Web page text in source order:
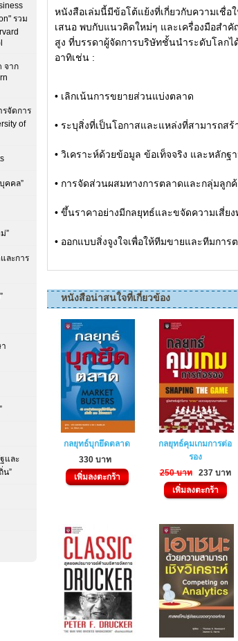
รวม
จาก
จัดการ
of
คคล”
”
ละการ
และ
น”
หนังสือเล่มนี้มีข้อโต้แย้งที่เกี่ยวกับความเชื่
เสนอ พบกับแนวคิดใหม่ๆ และเครื่องมือสำ
สูง ที่บรรดาผู้จัดการบริษัทชั้นนำระดับโลกไ
อาทิเช่น :
• เลิกเน้นการขยายส่วนแบ่งตลาด
• ระบุสิ่งที่เป็นโอกาสและแหล่งที่สามารถสร้
• วิเคราะห์ด้วยข้อมูล ข้อเท็จจริง และหลัก
• การจัดส่วนผสมทางการตลาดและกลุ่มลู
• ขึ้นราคาอย่างมีกลยุทธ์และขจัดความเสี่ยง
• ออกแบบสิ่งจูงใจเพื่อให้ทีมขายและทีมการ
หนังสือน่าสนใจที่เกี่ยวข้อง
กลยุทธ์บุกยึดตลาด
330 บาท
เพิ่มลงตะกร้า
กลยุทธ์คุมเกมการต่อ
รอง
250 บาท
237 บาท
เพิ่มลงตะกร้า